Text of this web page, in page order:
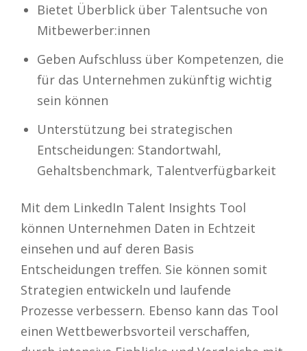
Bietet Überblick über Talentsuche von
Mitbewerber:innen
Geben Aufschluss über Kompetenzen, die
für das Unternehmen zukünftig wichtig
sein können
Unterstützung bei strategischen
Entscheidungen: Standortwahl,
Gehaltsbenchmark, Talentverfügbarkeit
Mit dem LinkedIn Talent Insights Tool
können Unternehmen Daten in Echtzeit
einsehen und auf deren Basis
Entscheidungen treffen. Sie können somit
Strategien entwickeln und laufende
Prozesse verbessern. Ebenso kann das Tool
einen Wettbewerbsvorteil verschaffen,